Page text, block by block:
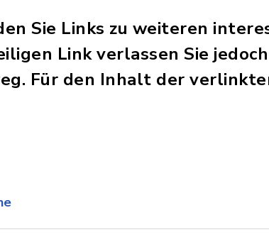
Sie Links zu weiteren
Link verlassen Sie
Für den Inhalt der